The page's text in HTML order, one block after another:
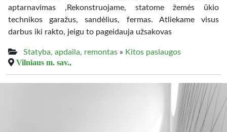
aptarnavimas ,Rekonstruojame, statome žemės ūkio
technikos garažus, sandėlius, fermas. Atliekame visus
darbus iki rakto, jeigu to pageidauja užsakovas
Statyba, apdaila, remontas » Kitos paslaugos
Vilniaus m. sav.,